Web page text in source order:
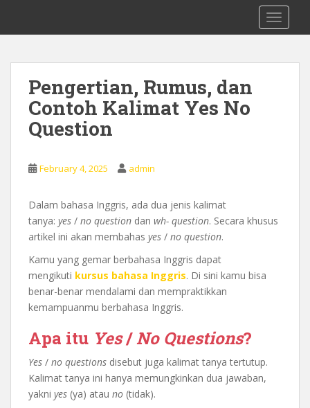
i
0878 8705 9305 Kursus Bahasa Inggis
dari Dasar Untuk Pemula Mataram
Pengertian, Rumus, dan
Contoh Kalimat Yes No
Question
February 4, 2025 admin
Dalam bahasa Inggris, ada dua jenis kalimat
tanya: yes / no question dan wh- question. Secara khusus
artikel ini akan membahas yes / no question.
Kamu yang gemar berbahasa Inggris dapat
mengikuti kursus bahasa Inggris. Di sini kamu bisa
benar-benar mendalami dan mempraktikkan
kemampuanmu berbahasa Inggris.
Apa itu Yes/No Questions?
Yes / no questions disebut juga kalimat tanya tertutup.
Kalimat tanya ini hanya memungkinkan dua jawaban,
yakni yes (ya) atau no (tidak).